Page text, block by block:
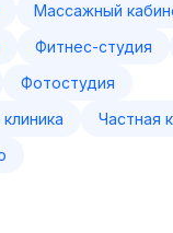
Массажный
Фитнес-студия
Фотостудия
Частная